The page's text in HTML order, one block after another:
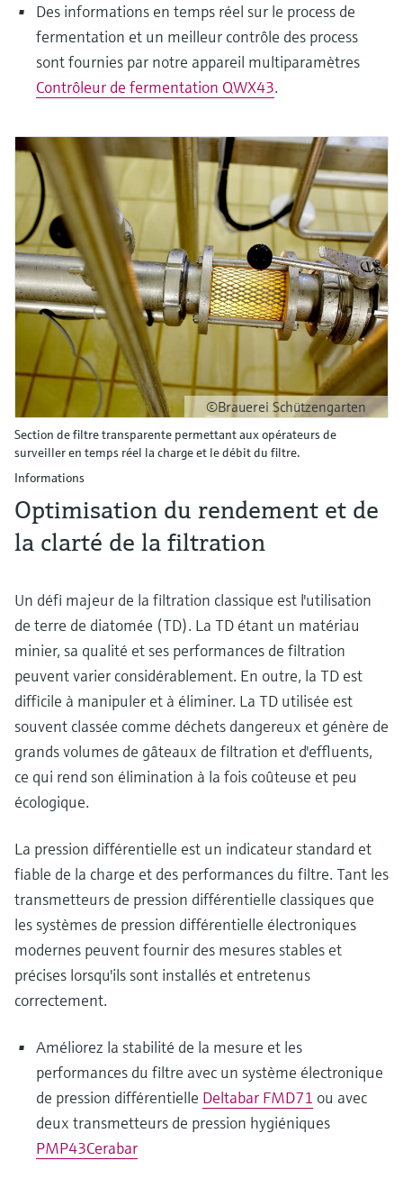
Des informations en temps réel sur le process de
fermentation et un meilleur contrôle des process
sont fournies par notre appareil multiparamètres
Contrôleur de fermentation QWX43.
©Brauerei Schützengarten
Section de filtre transparente permettant aux opérateurs de
surveiller en temps réel la charge et le débit du filtre.
Informations
Optimisation du rendement et de
la clarté de la filtration
Un défi majeur de la filtration classique est l'utilisation
de terre de diatomée (TD). La TD étant un matériau
minier, sa qualité et ses performances de filtration
peuvent varier considérablement. En outre, la TD est
difficile à manipuler et à éliminer. La TD utilisée est
souvent classée comme déchets dangereux et génère de
grands volumes de gâteaux de filtration et d'effluents,
ce qui rend son élimination à la fois coûteuse et peu
écologique.
La pression différentielle est un indicateur standard et
fiable de la charge et des performances du filtre. Tant les
transmetteurs de pression différentielle classiques que
les systèmes de pression différentielle électroniques
modernes peuvent fournir des mesures stables et
précises lorsqu'ils sont installés et entretenus
correctement.
Améliorez la stabilité de la mesure et les
performances du filtre avec un système électronique
de pression différentielle Deltabar FMD71 ou avec
deux transmetteurs de pression hygiéniques
PMP43Cerabar